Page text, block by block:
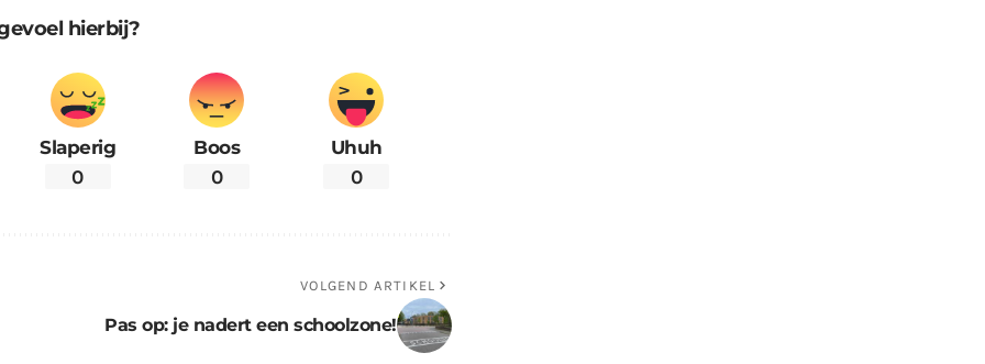
hierbij?
Slaperig
0
Boos
0
Uhuh
0
VOLGEND ARTIKEL
Pas op: je nadert een schoolzone!